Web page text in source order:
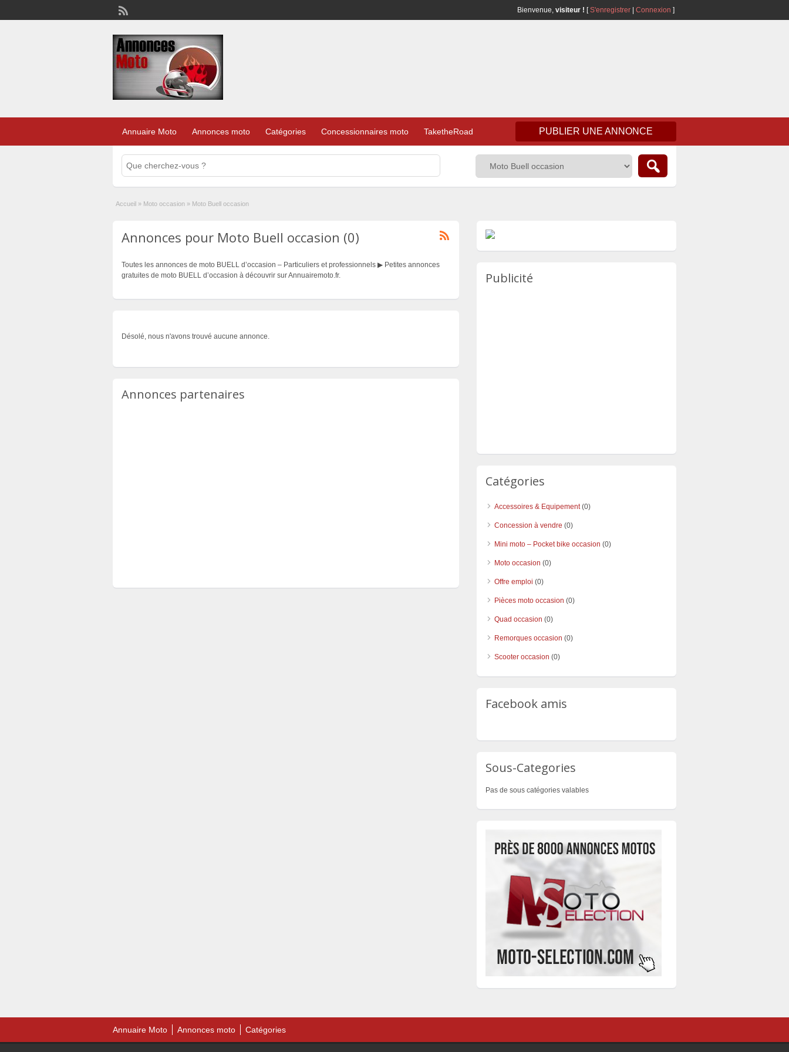
Bienvenue, visiteur ! [S'enregistrer Connexion ]
Annuaire Moto Annonces moto Catégories Concessionnaires moto TaketheRoad PUBLIER UNE ANNONCE
Accueil » Moto occasion » Moto Buell occasion
Annonces pour Moto Buell occasion (0)
Toutes les annonces de moto BUELL d’occasion – Particuliers et professionnels ▶ Petites annonces
gratuites de moto BUELL d’occasion à découvrir sur Annuairemoto.fr.
Désolé, nous n'avons trouvé aucune annonce.
Annonces partenaires
Publicité
Catégories
Accessoires & Equipement(0)
Concession à vendre (0)
Mini moto – Pocket bike occasion (0)
Moto occasion (0)
Offre emploi (0)
Pièces moto occasion (0)
Quad occasion (0)
Remorques occasion (0)
Scooter occasion (0)
Facebook amis
Sous-Categories
Pas de sous catégories valables
Annuaire Moto Annonces moto Catégories